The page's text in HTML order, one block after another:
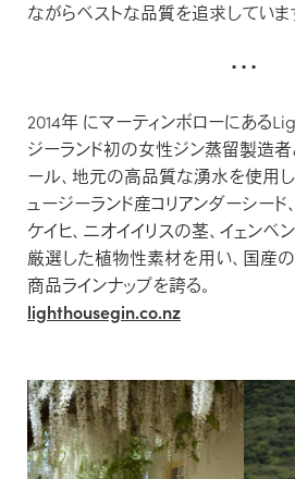
ながらベストな品質を追求していま
・・・
2014年 にマーティンボローにある
ジーランド初の女性ジン蒸留製造者
ール、地元の高品質な湧水を使用
ュージーランド産コリアンダーシード
ケイヒ、ニオイイリスの茎、イェンベ
厳選した植物性素材を用い、国産
商品ラインナップを誇る。
lighthousegin.co.nz